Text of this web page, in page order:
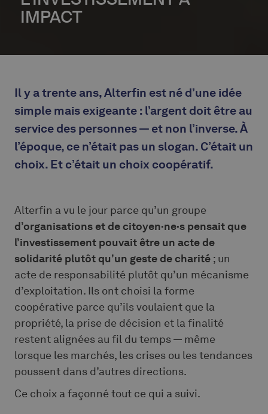
IMPACT
Il y a trente ans, Alterfin est né d’une idée
simple mais exigeante : l’argent doit être au
service des personnes — et non l’inverse. À
l’époque, ce n’était pas un slogan. C’était un
choix. Et c’était un choix coopératif.
Alterfin a vu le jour parce qu’un groupe
d’organisations et de citoyen·ne·s pensait que
l’investissement pouvait être un acte de
solidarité plutôt qu’un geste de charité ; un
acte de responsabilité plutôt qu’un mécanisme
d’exploitation. Ils ont choisi la forme
coopérative parce qu’ils voulaient que la
propriété, la prise de décision et la finalité
restent alignées au fil du temps — même
lorsque les marchés, les crises ou les tendances
poussent dans d’autres directions.
Ce choix a façonné tout ce qui a suivi.